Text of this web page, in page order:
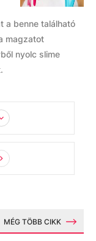
a benne található
magzatot
nyolc slime
MÉG TÖBB CIKK